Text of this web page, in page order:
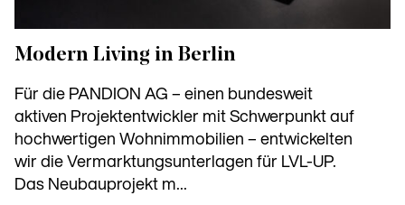
Modern Living in Berlin
Für die PANDION AG – einen bundesweit
aktiven Projektentwickler mit Schwerpunkt auf
hochwertigen Wohnimmobilien – entwickelten
wir die Vermarktungsunterlagen für LVL-UP.
Das Neubauprojekt m...